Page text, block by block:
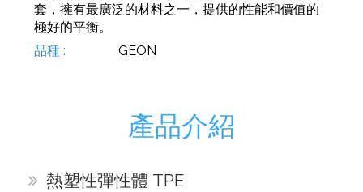
產品介紹
熱塑性彈性體 TPE
套，擁有最廣泛的材料之一，提供的性能和價值的
極好的平衡。
GEON